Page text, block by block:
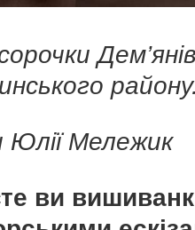
Мележик
ви